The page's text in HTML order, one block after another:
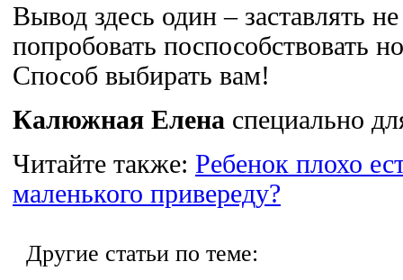
Вывод здесь один – заставлять
попробовать поспособствовать
Способ выбирать вам!
Калюжная Елена специально
Читайте также: Ребенок плохо
маленького привереду?
Другие статьи по теме: